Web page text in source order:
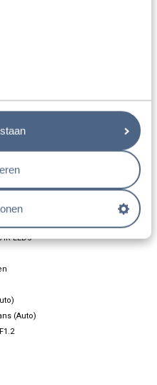
Sony imx 323
LEDS
(Auto)